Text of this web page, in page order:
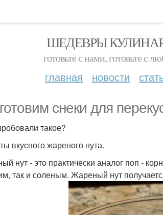
ШЕДЕВРЫ
готовьте с нами, готовьте с
главная новости
снеки для
такое?
вкусного жареного нута.
нут - это практически аналог поп -
так и соленым. Жареный нут